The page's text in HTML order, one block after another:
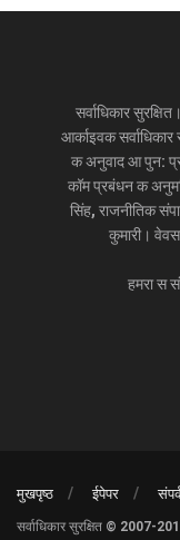
सर्वाधिकार
आर्काइवक
क अनुवाद आ पुन:
कॉम प्रबंधन क
सिंह, राजनीतिक
कुमारी।
हमरा स
मुखपृष्ठ ईपेपर
सर्वाधिकार सुरक्षित © 2007-